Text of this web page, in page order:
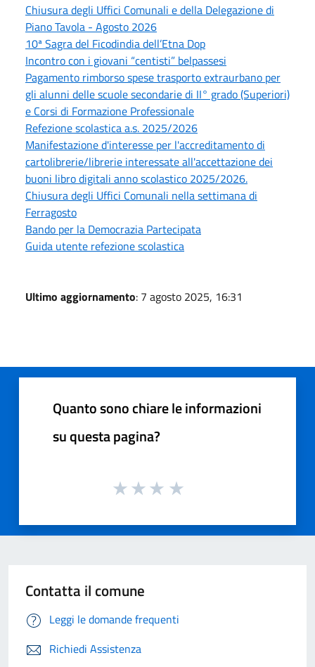
Chiusura degli Uffici Comunali e della Delegazione di
Piano Tavola - Agosto 2026
10ª Sagra del Ficodindia dell’Etna Dop
Incontro con i giovani “centisti” belpassesi
Pagamento rimborso spese trasporto extraurbano per
gli alunni delle scuole secondarie di II° grado (Superiori)
e Corsi di Formazione Professionale
Refezione scolastica a.s. 2025/2026
Manifestazione d'interesse per l'accreditamento di
cartolibrerie/librerie interessate all'accettazione dei
buoni libro digitali anno scolastico 2025/2026.
Chiusura degli Uffici Comunali nella settimana di
Ferragosto
Bando per la Democrazia Partecipata
Guida utente refezione scolastica
Ultimo aggiornamento: 7 agosto 2025, 16:31
Quanto sono chiare le informazioni
su questa pagina?
Contatta il comune
Leggi le domande frequenti
Richiedi Assistenza